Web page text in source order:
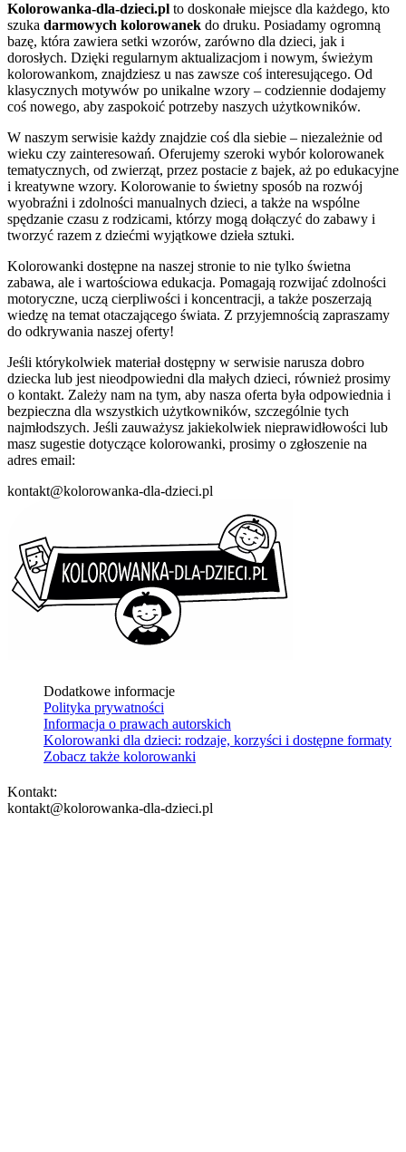
Kolorowanka-dla-dzieci.pl to doskonałe miejsce dla każdego, kto
szuka darmowych kolorowanek do druku. Posiadamy ogromną
bazę, która zawiera setki wzorów, zarówno dla dzieci, jak i
dorosłych. Dzięki regularnym aktualizacjom i nowym, świeżym
kolorowankom, znajdziesz u nas zawsze coś interesującego. Od
klasycznych motywów po unikalne wzory – codziennie dodajemy
coś nowego, aby zaspokoić potrzeby naszych użytkowników.
W naszym serwisie każdy znajdzie coś dla siebie – niezależnie od
wieku czy zainteresowań. Oferujemy szeroki wybór kolorowanek
tematycznych, od zwierząt, przez postacie z bajek, aż po edukacyjne
i kreatywne wzory. Kolorowanie to świetny sposób na rozwój
wyobraźni i zdolności manualnych dzieci, a także na wspólne
spędzanie czasu z rodzicami, którzy mogą dołączyć do zabawy i
tworzyć razem z dziećmi wyjątkowe dzieła sztuki.
Kolorowanki dostępne na naszej stronie to nie tylko świetna
zabawa, ale i wartościowa edukacja. Pomagają rozwijać zdolności
motoryczne, uczą cierpliwości i koncentracji, a także poszerzają
wiedzę na temat otaczającego świata. Z przyjemnością zapraszamy
do odkrywania naszej oferty!
Jeśli którykolwiek materiał dostępny w serwisie narusza dobro
dziecka lub jest nieodpowiedni dla małych dzieci, również prosimy
o kontakt. Zależy nam na tym, aby nasza oferta była odpowiednia i
bezpieczna dla wszystkich użytkowników, szczególnie tych
najmłodszych. Jeśli zauważysz jakiekolwiek nieprawidłowości lub
masz sugestie dotyczące kolorowanki, prosimy o zgłoszenie na
adres email:
kontakt@kolorowanka-dla-dzieci.pl
Dodatkowe informacje
Polityka prywatności
Informacja o prawach autorskich
Kolorowanki dla dzieci: rodzaje, korzyści i dostępne formaty
Zobacz także kolorowanki
Kontakt:
kontakt@kolorowanka-dla-dzieci.pl